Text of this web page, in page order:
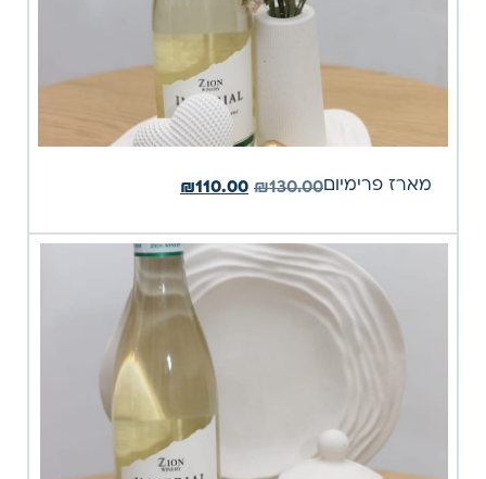
מארז פרימיום ₪130.00
₪110.00